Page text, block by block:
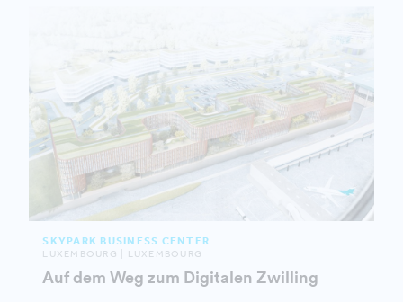
SKYPARK BUSINESS CENTER
LUXEMBOURG | LUXEMBOURG
Auf dem Weg zum Digitalen Zwilling